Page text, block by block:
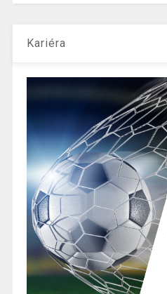
Kariéra